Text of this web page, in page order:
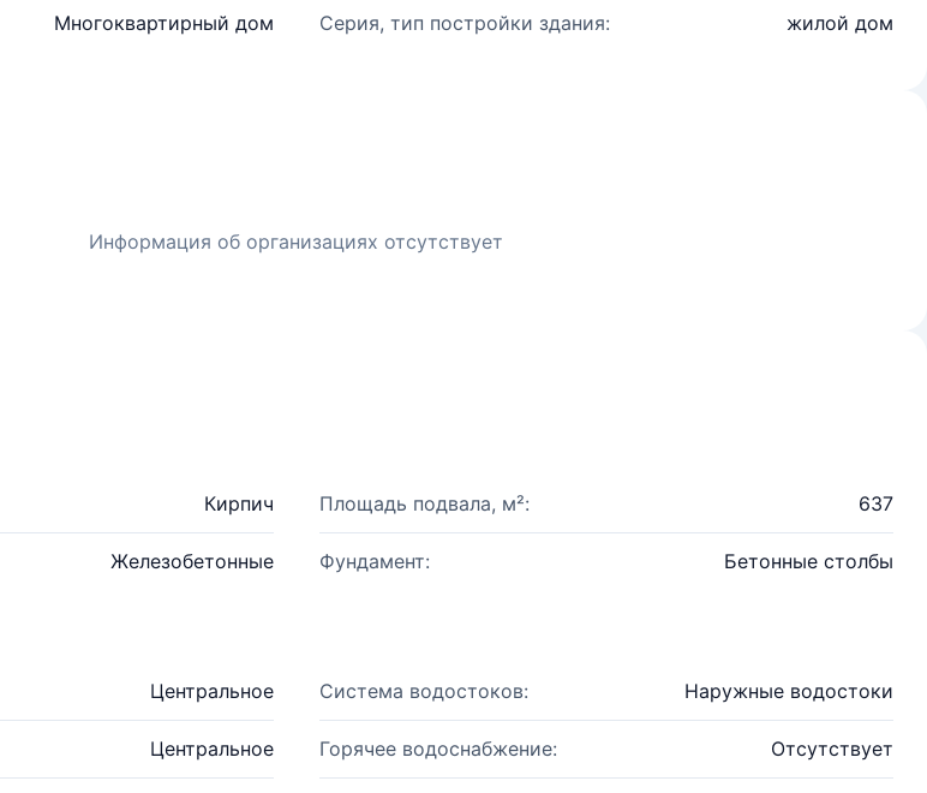
Многоквартирный дом Серия, тип постройки здания: жилой дом
Информация об организациях отсутствует
Кирпич Площадь подвала, м²: 637
Железобетонные Фундамент: Бетонные столбы
Центральное Система водостоков: Наружные водостоки
Центральное Горячее водоснабжение: Отсутствует